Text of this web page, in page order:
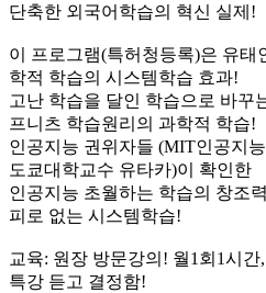
단축한 외국어학습의 혁신 실제!
이 프로그램(특허청등록)은 유태
학적 학습의 시스템학습 효과!
고난 학습을 달인 학습으로 바꾸
프니츠 학습원리의 과학적 학습!
인공지능 권위자들 (MIT인공지
도쿄대학교수 유타카)이 확인한
인공지능 초월하는 학습의 창조
피로 없는 시스템학습!
교육: 원장 방문강의! 월1회1시
특강 듣고 결정함!